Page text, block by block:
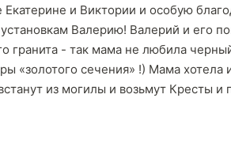
и Виктории и особую
Валерию! Валерий и его
гранита - так мама не любила
«золотого сечения» !) Мама
из могилы и возьмут Кресты и